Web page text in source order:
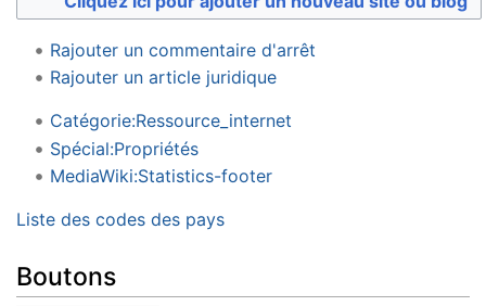
Rajouter un commentaire d'arrêt
Rajouter un article juridique
Catégorie:Ressource_internet
Spécial:Propriétés
MediaWiki:Statistics-footer
Liste des codes des pays
Boutons